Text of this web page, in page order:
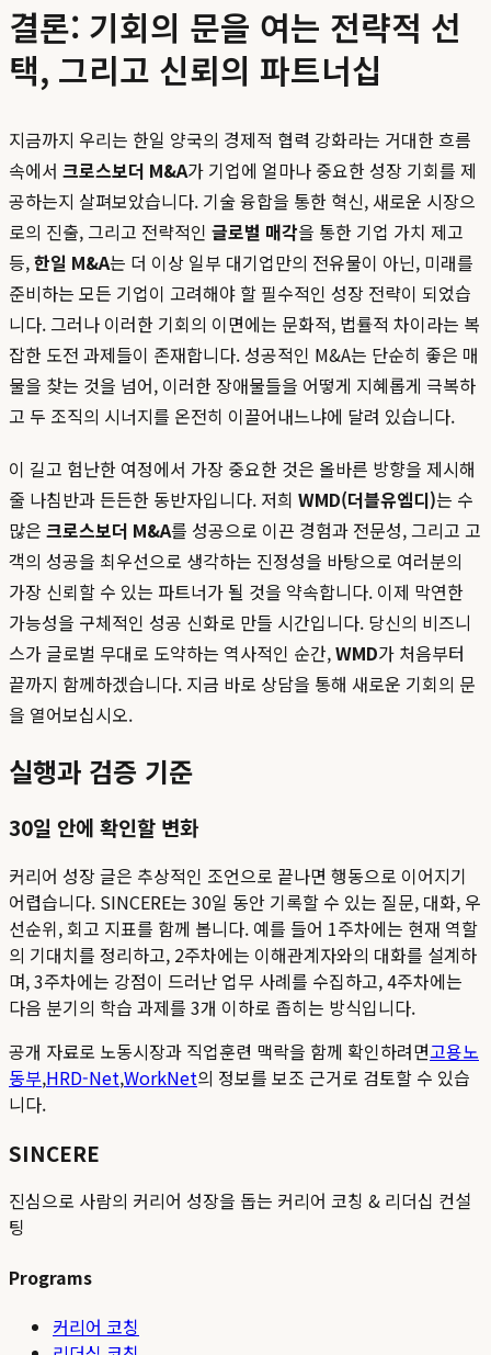
결론: 기회의 문을 여는 전략적 선
택, 그리고 신뢰의 파트너십
지금까지 우리는 한일 양국의 경제적 협력 강화라는 거대한 흐름
속에서 크로스보더 M&A가 기업에 얼마나 중요한 성장 기회를 제
공하는지 살펴보았습니다. 기술 융합을 통한 혁신, 새로운 시장으
로의 진출, 그리고 전략적인 글로벌 매각을 통한 기업 가치 제고
등,한일 M&A는 더 이상 일부 대기업만의 전유물이 아닌, 미래를
준비하는 모든 기업이 고려해야 할 필수적인 성장 전략이 되었습
니다. 그러나 이러한 기회의 이면에는 문화적, 법률적 차이라는 복
잡한 도전 과제들이 존재합니다. 성공적인 M&A는 단순히 좋은 매
물을 찾는 것을 넘어, 이러한 장애물들을 어떻게 지혜롭게 극복하
고 두 조직의 시너지를 온전히 이끌어내느냐에 달려 있습니다.
이 길고 험난한 여정에서 가장 중요한 것은 올바른 방향을 제시해
줄 나침반과 든든한 동반자입니다. 저희 WMD(더블유엠디)는 수
많은 크로스보더 M&A를 성공으로 이끈 경험과 전문성, 그리고 고
객의 성공을 최우선으로 생각하는 진정성을 바탕으로 여러분의
가장 신뢰할 수 있는 파트너가 될 것을 약속합니다. 이제 막연한
가능성을 구체적인 성공 신화로 만들 시간입니다. 당신의 비즈니
스가 글로벌 무대로 도약하는 역사적인 순간,WMD가 처음부터
끝까지 함께하겠습니다. 지금 바로 상담을 통해 새로운 기회의 문
을 열어보십시오.
실행과 검증 기준
30일 안에 확인할 변화
커리어 성장 글은 추상적인 조언으로 끝나면 행동으로 이어지기
어렵습니다. SINCERE는 30일 동안 기록할 수 있는 질문, 대화, 우
선순위, 회고 지표를 함께 봅니다. 예를 들어 1주차에는 현재 역할
의 기대치를 정리하고, 2주차에는 이해관계자와의 대화를 설계하
며, 3주차에는 강점이 드러난 업무 사례를 수집하고, 4주차에는
다음 분기의 학습 과제를 3개 이하로 좁히는 방식입니다.
공개 자료로 노동시장과 직업훈련 맥락을 함께 확인하려면고용노
동부,HRD-Net,WorkNet의 정보를 보조 근거로 검토할 수 있습
니다.
SINCERE
진심으로 사람의 커리어 성장을 돕는 커리어 코칭 & 리더십 컨설
팅
Programs
커리어 코칭